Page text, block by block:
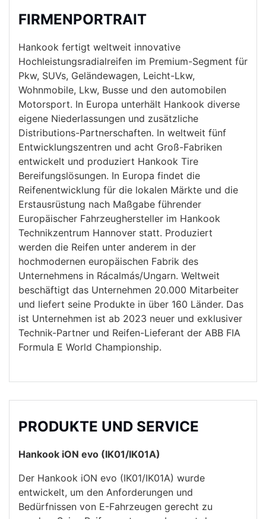
FIRMENPORTRAIT
Hankook fertigt weltweit innovative
Hochleistungsradialreifen im Premium-Segment für
Pkw, SUVs, Geländewagen, Leicht-Lkw,
Wohnmobile, Lkw, Busse und den automobilen
Motorsport. In Europa unterhält Hankook diverse
eigene Niederlassungen und zusätzliche
Distributions-Partnerschaften. In weltweit fünf
Entwicklungszentren und acht Groß-Fabriken
entwickelt und produziert Hankook Tire
Bereifungslösungen. In Europa findet die
Reifenentwicklung für die lokalen Märkte und die
Erstausrüstung nach Maßgabe führender
Europäischer Fahrzeughersteller im Hankook
Technikzentrum Hannover statt. Produziert
werden die Reifen unter anderem in der
hochmodernen europäischen Fabrik des
Unternehmens in Rácalmás/Ungarn. Weltweit
beschäftigt das Unternehmen 20.000 Mitarbeiter
und liefert seine Produkte in über 160 Länder. Das
ist Unternehmen ist ab 2023 neuer und exklusiver
Technik-Partner und Reifen-Lieferant der ABB FIA
Formula E World Championship.
PRODUKTE UND SERVICE
Hankook iON evo (IK01/IK01A)
Der Hankook iON evo (IK01/IK01A) wurde
entwickelt, um den Anforderungen und
Bedürfnissen von E-Fahrzeugen gerecht zu